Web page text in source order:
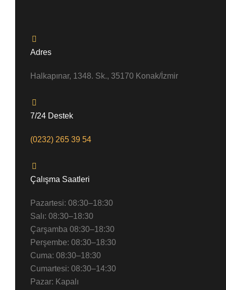
Adres
Halkapınar, 1348. Sk., 35170 Konak/İzmir
7/24 Destek
(0232) 265 39 54
Çalışma Saatleri
Pazartesi: 08:30–18:30
Salı: 08:30–18:30
Çarşamba 08:30–18:30
Perşembe: 08:30–18:30
Cuma: 08:30–18:30
Cumartesi: 08:30–14:30
Pazar: Kapalı